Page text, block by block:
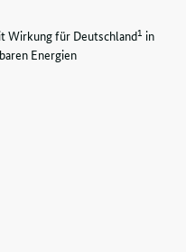
Wirkung für Deutschland1 in
Energien